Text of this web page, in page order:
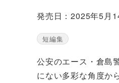
発売日：2025年5月
短編集
公安のエース・倉島
にない多彩な角度か